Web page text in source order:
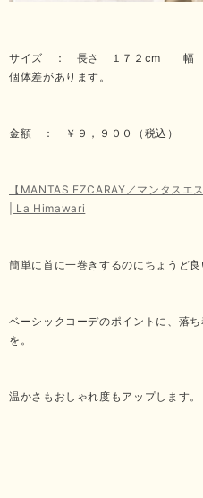
サイズ ： 長さ １７２cm
個体差があります。
金額 ： ￥９，９００（税込）
【MANTAS EZCARAY／マンタスエ
| La Himawari
簡単に首に一巻きするのにちょうど良
ベーシックコーデのポイントに、落
を。
温かさもおしゃれ度もアップします。